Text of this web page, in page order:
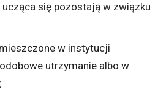
się pozostają w związku
w instytucji
utrzymanie albo w